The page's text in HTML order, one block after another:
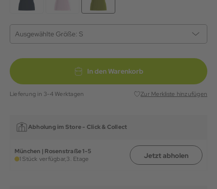
Ausgewählte Größe: S
In den Warenkorb
Lieferung in 3-4 Werktagen Zur Merkliste hinzufügen
Abholung im Store - Click & Collect
München | Rosenstraße 1-5
1 Stück verfügbar,3. Etage Jetzt abholen